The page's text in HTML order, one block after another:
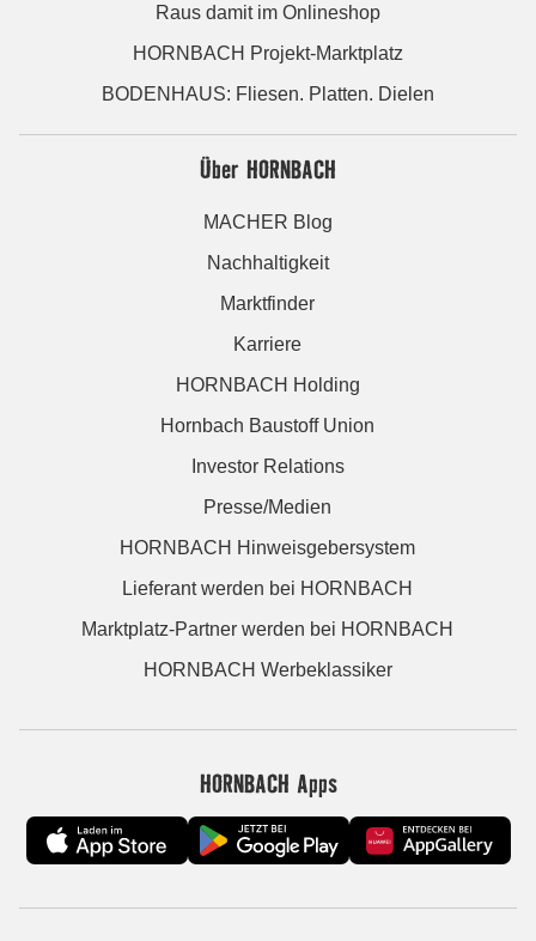
Raus damit im Onlineshop
HORNBACH Projekt-Marktplatz
BODENHAUS: Fliesen. Platten. Dielen
Über HORNBACH
MACHER Blog
Nachhaltigkeit
Marktfinder
Karriere
HORNBACH Holding
Hornbach Baustoff Union
Investor Relations
Presse/Medien
HORNBACH Hinweisgebersystem
Lieferant werden bei HORNBACH
Marktplatz-Partner werden bei HORNBACH
HORNBACH Werbeklassiker
HORNBACH Apps